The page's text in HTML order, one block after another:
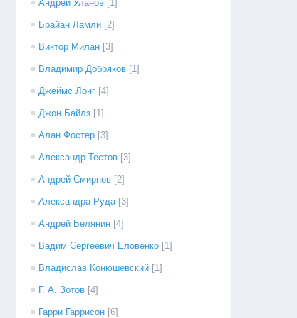
Андрей Уланов [1]
Брайан Ламли [2]
Виктор Милан [3]
Владимир Добряков [1]
Джеймс Лонг [4]
Джон Байлз [1]
Алан Фостер [3]
Александр Тестов [3]
Андрей Смирнов [2]
Александра Руда [3]
Андрей Белянин [4]
Вадим Сергеевич Еловенко [1]
Владислав Конюшевский [1]
Г. А. Зотов [4]
Гарри Гаррисон [6]